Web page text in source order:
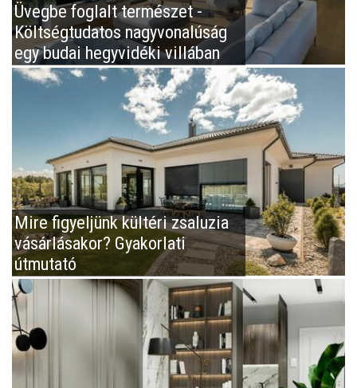
Üvegbe foglalt természet -
Költségtudatos nagyvonalúság
egy budai hegyvidéki villában
Mire figyeljünk kültéri zsaluzia
vásárlásakor? Gyakorlati
útmutató